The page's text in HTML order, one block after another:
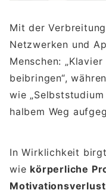
Mit der
Netzwerken und
Menschen:
beibringen“,
wie
halbem Weg
In Wirklichkeit
wie körperliche
Motivationsverlust